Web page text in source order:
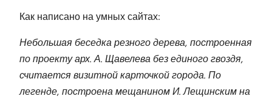
Как написано на умных сайтах:
Небольшая беседка резного дерева, построенная
по проекту арх. А. Щавелева без единого гвоздя,
считается визитной карточкой города. По
легенде, построена мещанином И. Лещинским на